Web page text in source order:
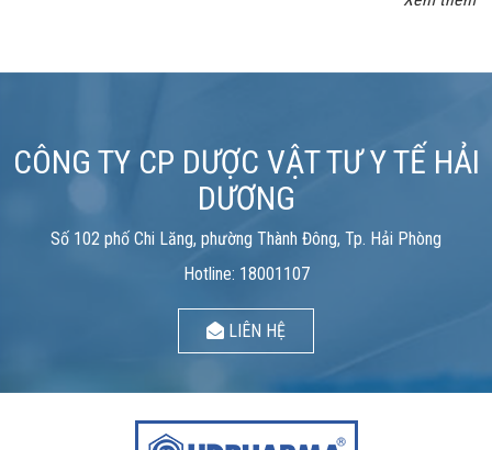
CÔNG TY CP DƯỢC VẬT TƯ Y TẾ HẢI
DƯƠNG
Số 102 phố Chi Lăng, phường Thành Đông, Tp. Hải Phòng
Hotline: 18001107
LIÊN HỆ